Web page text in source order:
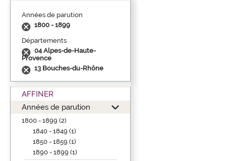
Années de parution
1800 - 1899
Départements
04 Alpes-de-Haute-
Provence
13 Bouches-du-Rhône
AFFINER
Années de parution
1800 - 1899 (2)
1840 - 1849 (1)
1850 - 1859 (1)
1890 - 1899 (1)